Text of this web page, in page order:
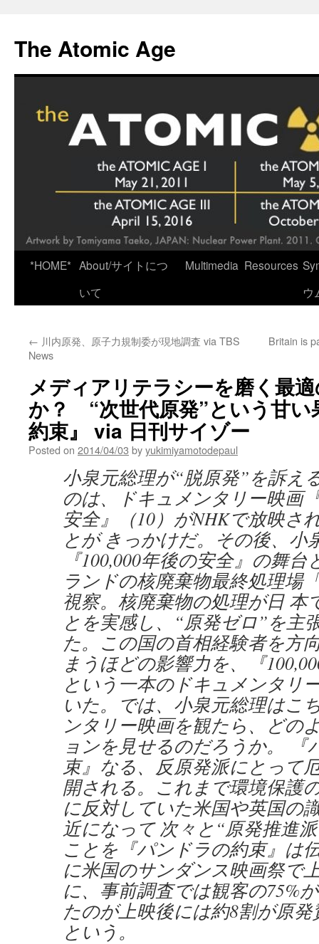
content
The Atomic Age
*HOME* About/サイトにつ
いて
Multimedia Resources
ウ
← 川内原発、原子力規制委が現地調査 via TBS
News
Britain is
メディアリテラシーを磨く最
か？ “次世代原発”という甘い
約束』 via 日刊サイゾー
Posted on 2014/04/03 byyukimiyamotodepaul
小泉元総理が“脱原発”を訴え
のは、ドキュメンタリー映画
安全』（10）がNHKで放映さ
とが きっかけだ。その後、小
『100,000年後の安全』の舞
ランドの核廃棄物最終処理場
視察。核廃棄物の処理が日 本
とを実感し、“原発ゼロ”を主
た。この国の首相経験者を方
まうほどの影響力を、『
という一本のドキュメンタリ
いた。では、小泉元総理はこ
ンタリー映画を観たら、どの
ョンを見せるのだろうか。 『
束』なる、反原発派にとって
開される。これまで環境保護
に反対していた米国や英国の
近になって 次々と“原発推進
ことを『パンドラの約束』は
に米国のサンダンス映画祭で
に、事前調査では観客の75%
たのが上映後には約8割が原
という。